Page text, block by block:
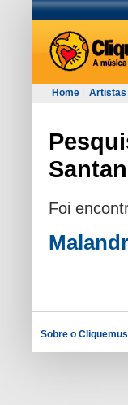
Home Artistas
Foi
Sobre o